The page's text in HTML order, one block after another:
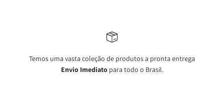
Temos uma vasta coleção de produtos a pronta entrega
Envio Imediatopara todo o Brasil.